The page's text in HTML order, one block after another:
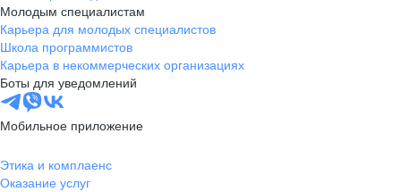
Молодым специалистам
Карьера для молодых специалистов
Школа программистов
Карьера в некоммерческих организациях
Боты для уведомлений
Мобильное приложение
Этика и комплаенс
Оказание услуг